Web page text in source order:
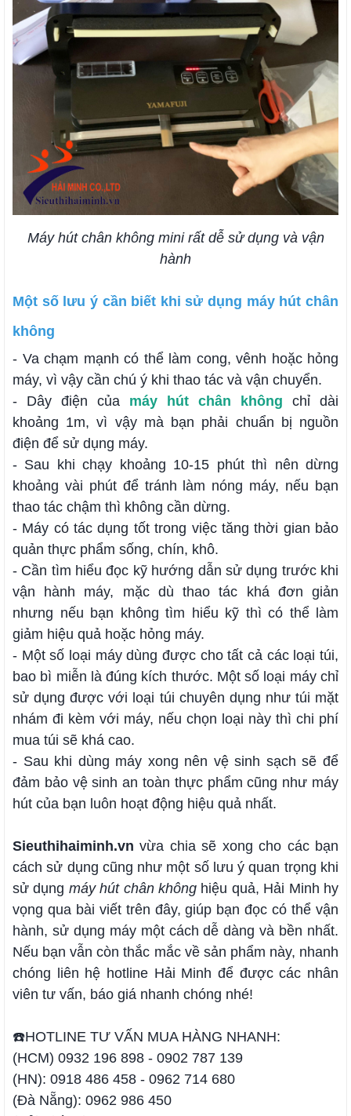
Máy hút chân không mini rất dễ sử dụng và vận
hành
Một số lưu ý cần biết khi sử dụng máy hút chân
không
- Va chạm mạnh có thể làm cong, vênh hoặc hỏng
máy, vì vậy cần chú ý khi thao tác và vận chuyển.
- Dây điện của máy hút chân không chỉ dài
khoảng 1m, vì vậy mà bạn phải chuẩn bị nguồn
điện để sử dụng máy.
- Sau khi chạy khoảng 10-15 phút thì nên dừng
khoảng vài phút để tránh làm nóng máy, nếu bạn
thao tác chậm thì không cần dừng.
- Máy có tác dụng tốt trong việc tăng thời gian bảo
quản thực phẩm sống, chín, khô.
- Cần tìm hiểu đọc kỹ hướng dẫn sử dụng trước khi
vận hành máy, mặc dù thao tác khá đơn giản
nhưng nếu bạn không tìm hiểu kỹ thì có thể làm
giảm hiệu quả hoặc hỏng máy.
- Một số loại máy dùng được cho tất cả các loại túi,
bao bì miễn là đúng kích thước. Một số loại máy chỉ
sử dụng được với loại túi chuyên dụng như túi mặt
nhám đi kèm với máy, nếu chọn loại này thì chi phí
mua túi sẽ khá cao.
- Sau khi dùng máy xong nên vệ sinh sạch sẽ để
đảm bảo vệ sinh an toàn thực phẩm cũng như máy
hút của bạn luôn hoạt động hiệu quả nhất.
Sieuthihaiminh.vn vừa chia sẽ xong cho các bạn
cách sử dụng cũng như một số lưu ý quan trọng khi
sử dụng máy hút chân không hiệu quả, Hải Minh hy
vọng qua bài viết trên đây, giúp bạn đọc có thể vận
hành, sử dụng máy một cách dễ dàng và bền nhất.
Nếu bạn vẫn còn thắc mắc về sản phẩm này, nhanh
chóng liên hệ hotline Hải Minh để được các nhân
viên tư vấn, báo giá nhanh chóng nhé!
☎️HOTLINE TƯ VẤN MUA HÀNG NHANH:
(HCM) 0932 196 898 - 0902 787 139
(HN): 0918 486 458 - 0962 714 680
(Đà Nẵng): 0962 986 450